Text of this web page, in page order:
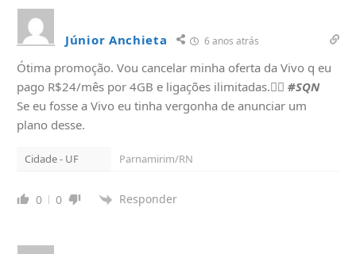
Júnior Anchieta 6 anos atrás
Ótima promoção. Vou cancelar minha oferta da Vivo q eu
pago R$24/mês por 4GB e ligações ilimitadas.🤦‍♂️ #SQN
Se eu fosse a Vivo eu tinha vergonha de anunciar um
plano desse.
Cidade - UF Parnamirim/RN
0 0 Responder